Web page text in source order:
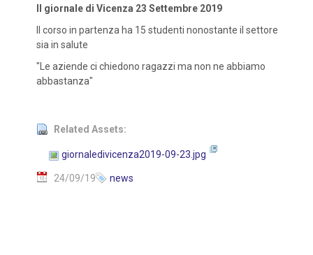
Il giornale di Vicenza 23 Settembre 2019
Il corso in partenza ha 15 studenti nonostante il settore
sia in salute
"Le aziende ci chiedono ragazzi ma non ne abbiamo
abbastanza"
Related Assets:
giornaledivicenza2019-09-23.jpg
24/09/19 news